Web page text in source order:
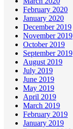
February 2020
January 2020
December 2019
November 2019
October 2019
September 2019
August 2019
July 2019
June 2019
May 2019
April 2019
March 2019
February 2019
January 2019